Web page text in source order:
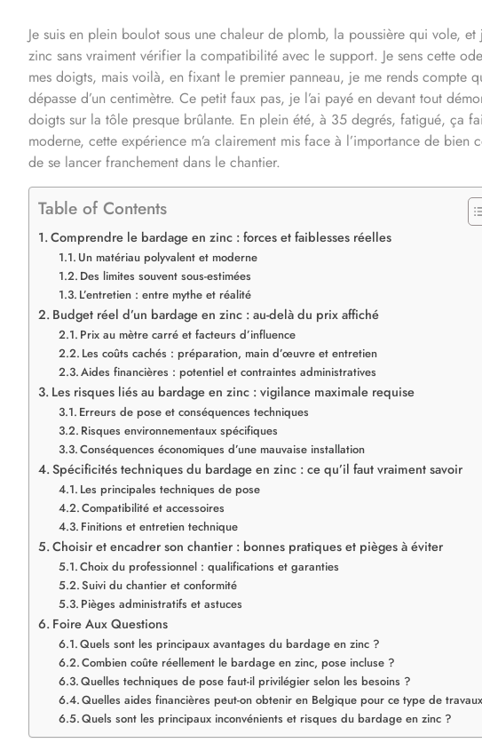
Je suis en plein boulot sous une chaleur de plomb, la poussière qui vole,
zinc sans vraiment vérifier la compatibilité avec le support. Je sens cette
mes doigts, mais voilà, en fixant le premier panneau, je me rends compte
dépasse d’un centimètre. Ce petit faux pas, je l’ai payé en devant tout
doigts sur la tôle presque brûlante. En plein été, à 35 degrés, fatigué, ça
moderne, cette expérience m’a clairement mis face à l’importance de
de se lancer franchement dans le chantier.
Table of Contents
Comprendre le bardage en zinc : forces et faiblesses réelles
Un matériau polyvalent et moderne
Des limites souvent sous-estimées
L’entretien : entre mythe et réalité
Budget réel d’un bardage en zinc : au-delà du prix affiché
Prix au mètre carré et facteurs d’influence
Les coûts cachés : préparation, main d’œuvre et entretien
Aides financières : potentiel et contraintes administratives
Les risques liés au bardage en zinc : vigilance maximale requise
Erreurs de pose et conséquences techniques
Risques environnementaux spécifiques
Conséquences économiques d’une mauvaise installation
Spécificités techniques du bardage en zinc : ce qu’il faut vraiment savoir
Les principales techniques de pose
Compatibilité et accessoires
Finitions et entretien technique
Choisir et encadrer son chantier : bonnes pratiques et pièges à éviter
Choix du professionnel : qualifications et garanties
Suivi du chantier et conformité
Pièges administratifs et astuces
Foire Aux Questions
Quels sont les principaux avantages du bardage en zinc ?
Combien coûte réellement le bardage en zinc, pose incluse ?
Quelles techniques de pose faut-il privilégier selon les besoins ?
Quelles aides financières peut-on obtenir en Belgique pour ce type de
Quels sont les principaux inconvénients et risques du bardage en zinc ?